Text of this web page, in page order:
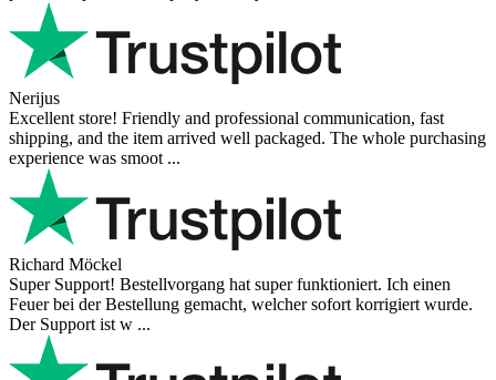
Nerijus
Excellent store! Friendly and professional communication, fast
shipping, and the item arrived well packaged. The whole purchasing
experience was smoot ...
Richard Möckel
Super Support! Bestellvorgang hat super funktioniert. Ich einen
Feuer bei der Bestellung gemacht, welcher sofort korrigiert wurde.
Der Support ist w ...